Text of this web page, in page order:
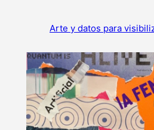
Arte y datos para